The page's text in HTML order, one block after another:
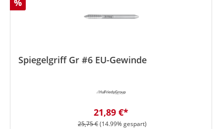
%
Spiegelgriff Gr #6 EU-Gewinde
Verkaufspreis:
21,89 €*
Regulärer Preis:
25,75 €(14.99% gespart)